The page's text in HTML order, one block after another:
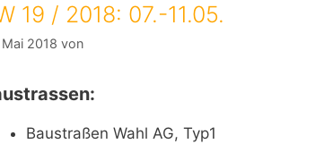
19 / 2018: 07.-11.05.
Mai 2018 von
Baustraßen Wahl AG, Typ1